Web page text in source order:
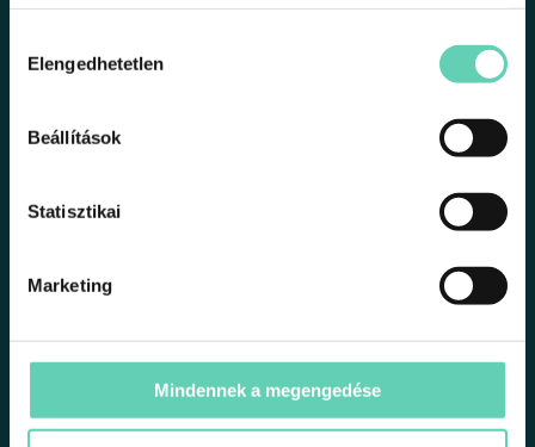
kiválasztása
Elengedhetetlen
Beállítások
Statisztikai
Marketing
Mindennek a megengedése
és pozitívan hat a hangulatomra. Használata
Linn